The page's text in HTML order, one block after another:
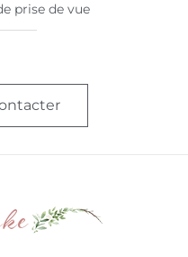
prise de vue